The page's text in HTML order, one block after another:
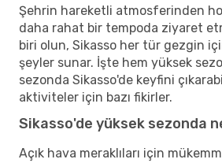
Şehrin hareketli atmosferinden
daha rahat bir tempoda ziyaret
biri olun, Sikasso her tür gezgin
şeyler sunar. İşte hem yüksek
sezonda Sikasso'de keyfini
aktiviteler için bazı fikirler.
Sikasso'de yüksek sezonda
Açık hava meraklıları için